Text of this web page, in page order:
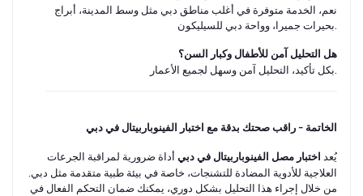
نعم، الخدمة متوفرة في أغلب مناطق دبي مثل وسط المدينة، أبراج
بحيرات جميرا، وواحة دبي للسيليكون.
هل التحليل آمن للأطفال وكبار السن؟
بكل تأكيد، التحليل آمن وسهل لجميع الأعمار.
الخاتمة – راقب صحتك بدقة مع اختبار الفينوباربيتال في دبي
يُعد اختبار مصل الفينوباربيتال في دبي أداة ضرورية لمراقبة الجرعات
العلاجية للأدوية المضادة للتشنجات، خاصة في بيئة طبية متقدمة مثل دبي.
من خلال إجراء هذا التحليل بشكل دوري، يمكنك ضمان التحكم الفعال في